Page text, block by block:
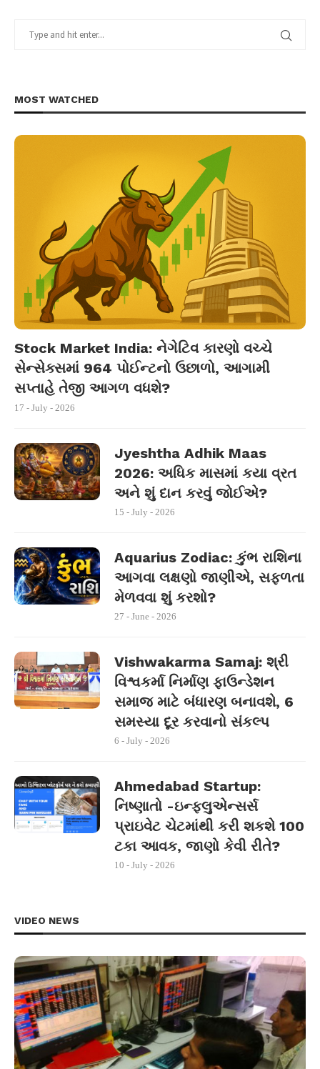
MOST WATCHED
Stock Market India: નેગેટિવ કારણો વચ્ચે
સેન્સેક્સમાં 964 પોઈન્ટનો ઉછાળો, આગામી
સપ્તાહે તેજી આગળ વધશે?
17 - July - 2026
Jyeshtha Adhik Maas
2026: અધિક માસમાં કયા વ્રત
અને શું દાન કરવું જોઈએ?
15 - July - 2026
Aquarius Zodiac: કુંભ રાશિના
આગવા લક્ષણો જાણીએ, સફળતા
મેળવવા શું કરશો?
27 - June - 2026
Vishwakarma Samaj: શ્રી
વિશ્વકર્મા નિર્માણ ફાઉન્ડેશન
સમાજ માટે બંધારણ બનાવશે, 6
સમસ્યા દૂર કરવાનો સંકલ્પ
6 - July - 2026
Ahmedabad Startup:
નિષ્ણાતો -ઇન્ફ્લુએન્સર્સ
પ્રાઇવેટ ચેટમાંથી કરી શકશે 100
ટકા આવક, જાણો કેવી રીતે?
10 - July - 2026
VIDEO NEWS